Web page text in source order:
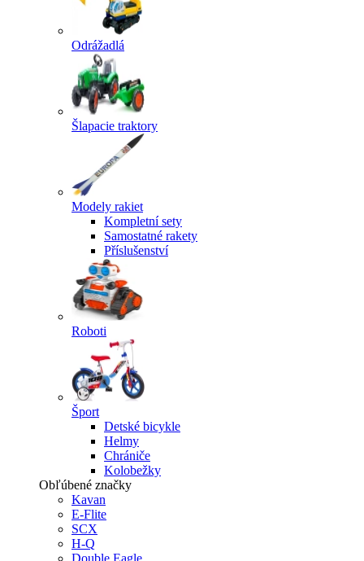
Odrážadlá
Šlapacie traktory
Modely rakiet
Kompletní sety
Samostatné rakety
Příslušenství
Roboti
Šport
Detské bicykle
Helmy
Chrániče
Kolobežky
Obľúbené značky
Kavan
E-Flite
SCX
H-Q